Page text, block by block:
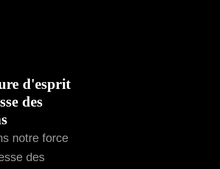
d'esprit
des
notre force
des